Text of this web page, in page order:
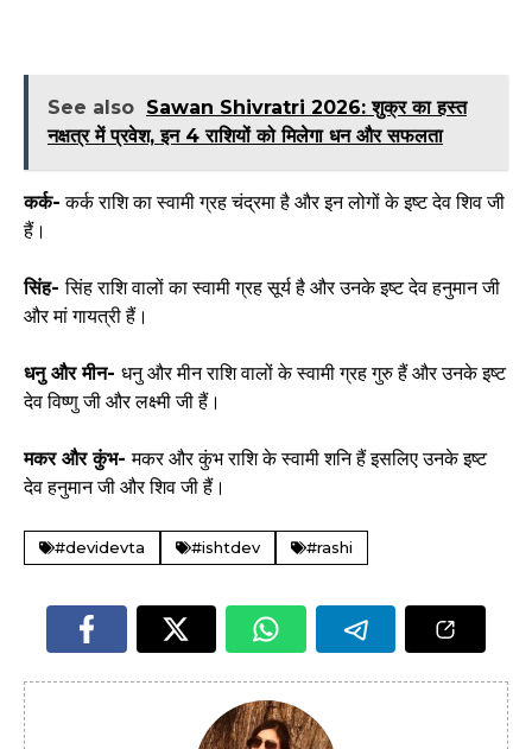
See also Sawan Shivratri 2026: शुक्र का हस्त
नक्षत्र में प्रवेश, इन 4 राशियों को मिलेगा धन और सफलता
कर्क- कर्क राशि का स्वामी ग्रह चंद्रमा है और इन लोगों के इष्ट देव शिव जी
हैं।
सिंह-सिंह राशि वालों का स्वामी ग्रह सूर्य है और उनके इष्ट देव हनुमान जी
और मां गायत्री हैं।
धनु और मीन- धनु और मीन राशि वालों के स्वामी ग्रह गुरु हैं और उनके इष्ट
देव विष्णु जी और लक्ष्मी जी हैं।
मकर और कुंभ-मकर और कुंभ राशि के स्वामी शनि हैं इसलिए उनके इष्ट
देव हनुमान जी और शिव जी हैं।
#devidevta #ishtdev #rashi